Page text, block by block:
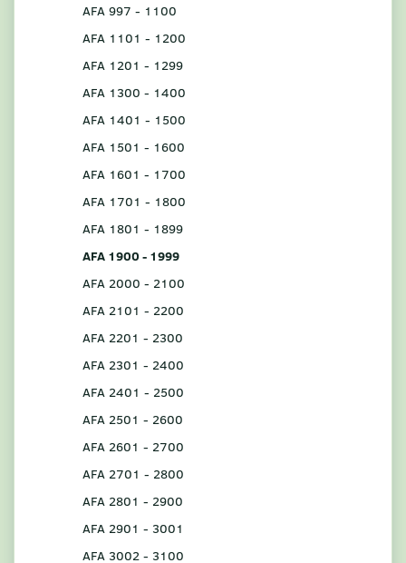
AFA 997 - 1100
AFA 1101 - 1200
AFA 1201 - 1299
AFA 1300 - 1400
AFA 1401 - 1500
AFA 1501 - 1600
AFA 1601 - 1700
AFA 1701 - 1800
AFA 1801 - 1899
AFA 1900 - 1999
AFA 2000 - 2100
AFA 2101 - 2200
AFA 2201 - 2300
AFA 2301 - 2400
AFA 2401 - 2500
AFA 2501 - 2600
AFA 2601 - 2700
AFA 2701 - 2800
AFA 2801 - 2900
AFA 2901 - 3001
AFA 3002 - 3100